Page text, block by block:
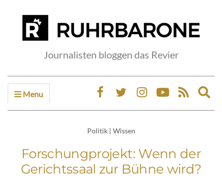
Journalisten bloggen das Revier
Menu
Politik | Wissen
Forschungprojekt: Wenn der
Gerichtssaal zur Bühne wird?